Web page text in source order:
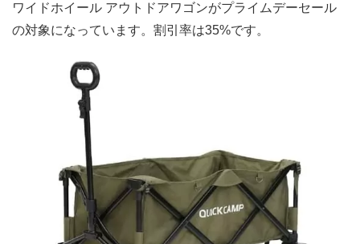
ワイドホイール アウトドアワゴンがプライムデーセール
の対象になっています。割引率は35%です。